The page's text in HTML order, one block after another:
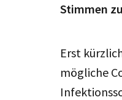
Stimmen
Erst
mögliche